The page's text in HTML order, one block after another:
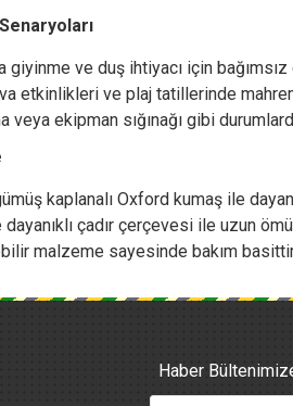
giyinme ve duş ihtiyacı için
etkinlikleri ve plaj tatillerinde
veya ekipman sığınağı gibi
kaplanalı Oxford kumaş ile
çadır çerçevesi ile uzun
malzeme sayesinde bakım
Haber